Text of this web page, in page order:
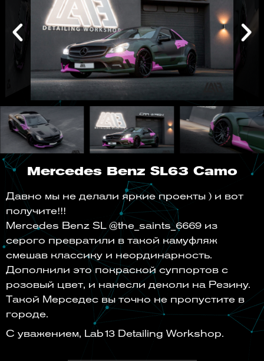
Mercedes Benz SL63 Camo
Давно мы не делали яркие проекты ) и вот
получите!!!
Mercedes Benz SL @the_saints_6669 из
серого превратили в такой камуфляж
смешав классику и неординарность.
Дополнили это покраской суппортов с
розовый цвет, и нанесли деколи на Резину.
Такой Мерседес вы точно не пропустите в
городе.
С уважением, Lab13 Detailing Workshop.